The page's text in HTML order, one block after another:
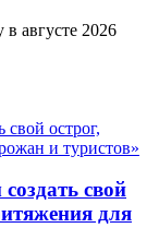
в августе 2026
свой
для